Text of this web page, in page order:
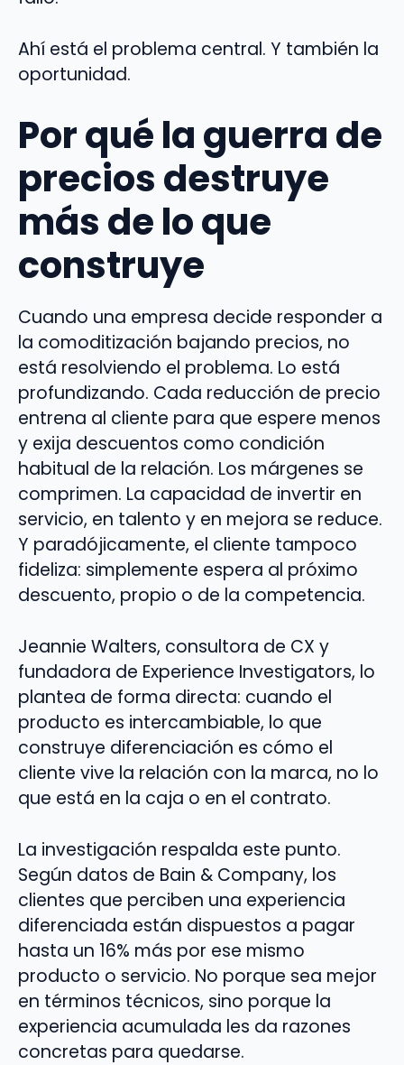
Ahí está el problema central. Y también la
oportunidad.
Por qué la guerra de
precios destruye
más de lo que
construye
Cuando una empresa decide responder a
la comoditización bajando precios, no
está resolviendo el problema. Lo está
profundizando. Cada reducción de precio
entrena al cliente para que espere menos
y exija descuentos como condición
habitual de la relación. Los márgenes se
comprimen. La capacidad de invertir en
servicio, en talento y en mejora se reduce.
Y paradójicamente, el cliente tampoco
fideliza: simplemente espera al próximo
descuento, propio o de la competencia.
Jeannie Walters, consultora de CX y
fundadora de Experience Investigators, lo
plantea de forma directa: cuando el
producto es intercambiable, lo que
construye diferenciación es cómo el
cliente vive la relación con la marca, no lo
que está en la caja o en el contrato.
La investigación respalda este punto.
Según datos de Bain & Company, los
clientes que perciben una experiencia
diferenciada están dispuestos a pagar
hasta un 16% más por ese mismo
producto o servicio. No porque sea mejor
en términos técnicos, sino porque la
experiencia acumulada les da razones
concretas para quedarse.